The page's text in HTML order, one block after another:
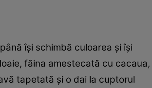
îşi schimbă culoarea şi îşi
făina amestecată cu cacaua,
tapetată şi o dai la cuptorul